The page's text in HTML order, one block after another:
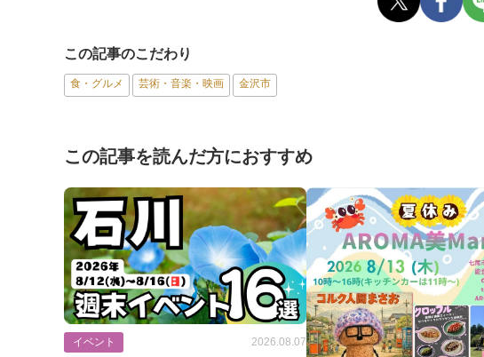
この記事のこだわり
食・グルメ 芸術・音楽・映画 金沢市
この記事を読んだ方におすすめ
イベント 2026.08.07